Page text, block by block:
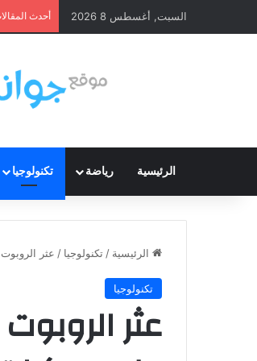
السبت, أغسطس 8 2026 أحدث
الرئيسية رياضة تكنولوجيا
الرئيسية /تكنولوجيا / عثر
تكنولوجيا
عثر